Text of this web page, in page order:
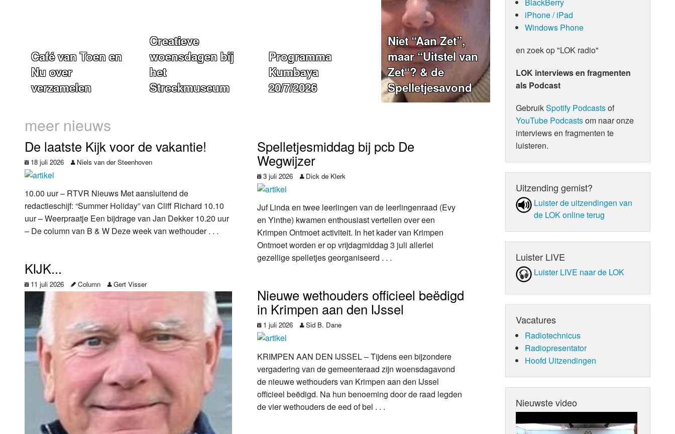
Café van Toen en
Nu over
verzamelen
Creatieve
woensdagen bij
het
Streekmuseum
Programma
Kumbaya
20/7/2026
Niet “Aan Zet”,
maar “Uitstel van
Zet“? & de
Spelletjesavond
meer nieuws
De laatste Kijk voor de vakantie!
18 juli 2026 Niels van der Steenhoven
10.00 uur – RTVR Nieuws Met aansluitend de
redactieschijf: “Summer Holiday” van Cliff Richard 10.10
uur – Weerpraatje Een bijdrage van Jan Dekker 10.20 uur
– De column van B & W Deze week van wethouder . . .
KIJK...
11 juli 2026 Column Gert Visser
Spelletjesmiddag bij pcb De
Wegwijzer
3 juli 2026 Dick de Klerk
Juf Linda en twee leerlingen van de leerlingenraad (Evy
en Yinthe) kwamen enthousiast vertellen over een
Krimpen Ontmoet activiteit. In het kader van Krimpen
Ontmoet worden er op vrijdagmiddag 3 juli allerlei
gezellige spelletjes georganiseerd . . .
Nieuwe wethouders officieel beëdigd
in Krimpen aan den IJssel
1 juli 2026 Sid B. Dane
KRIMPEN AAN DEN IJSSEL – Tijdens een bijzondere
vergadering van de gemeenteraad zijn woensdagavond
de nieuwe wethouders van Krimpen aan den IJssel
officieel beëdigd. Na hun benoeming door de raad legden
de vier wethouders de eed of bel . . .
iPhone / iPad
Windows Phone
en zoek op "LOK radio"
LOK interviews en fragmenten
als Podcast
GebruikSpotify Podcastsof
YouTube Podcastsom naar onze
interviews en fragmenten te
luisteren.
Uitzending gemist?
Luister de uit­zen­din­gen van
de LOK online terug
Luister LIVE
Luister LIVE naar de LOK
Vacatures
Radiotechnicus
Radiopresentator
Hoofd Uitzendingen
Nieuwste video